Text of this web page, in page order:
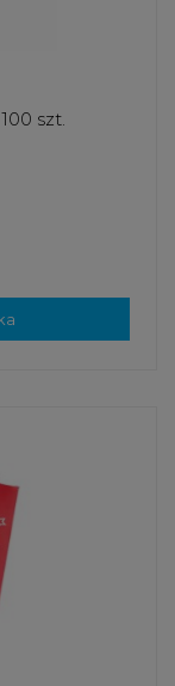
szt.